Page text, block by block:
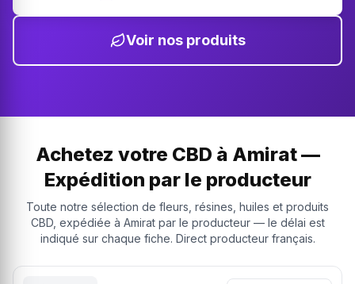
Voir nos produits
Achetez votre CBD à Amirat —
Expédition par le producteur
Toute notre sélection de fleurs, résines, huiles et produits
CBD, expédiée à Amirat par le producteur — le délai est
indiqué sur chaque fiche. Direct producteur français.